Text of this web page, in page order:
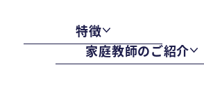
特徴
家庭教師のご紹介